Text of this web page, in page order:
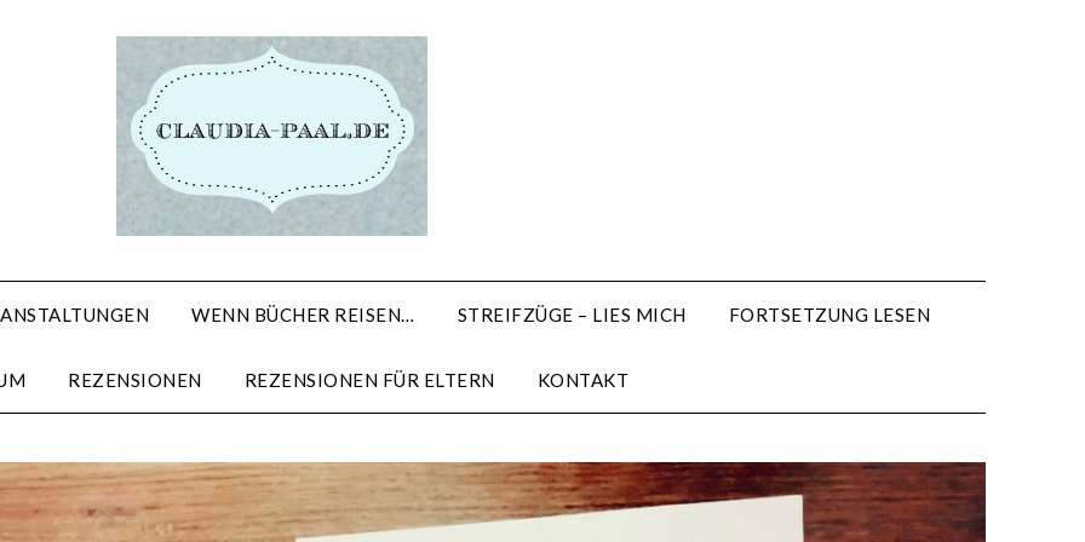
WENN BÜCHER REISEN… STREIFZÜGE – LIES MICH FORTSETZUNG LESEN
REZENSIONEN REZENSIONEN FÜR ELTERN KONTAKT